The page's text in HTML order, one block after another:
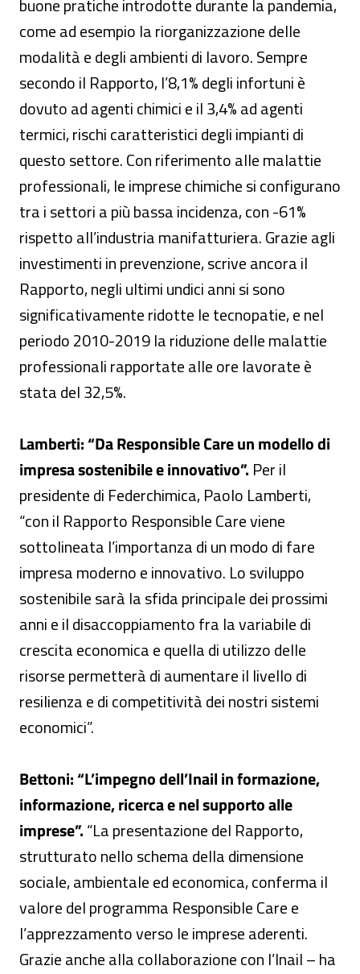
buone pratiche introdotte durante la pandemia,
come ad esempio la riorganizzazione delle
modalità e degli ambienti di lavoro. Sempre
secondo il Rapporto, l’8,1% degli infortuni è
dovuto ad agenti chimici e il 3,4% ad agenti
termici, rischi caratteristici degli impianti di
questo settore. Con riferimento alle malattie
professionali, le imprese chimiche si configurano
tra i settori a più bassa incidenza, con -61%
rispetto all’industria manifatturiera. Grazie agli
investimenti in prevenzione, scrive ancora il
Rapporto, negli ultimi undici anni si sono
significativamente ridotte le tecnopatie, e nel
periodo 2010-2019 la riduzione delle malattie
professionali rapportate alle ore lavorate è
stata del 32,5%.
Lamberti: “Da Responsible Care un modello di
impresa sostenibile e innovativo”. Per il
presidente di Federchimica, Paolo Lamberti,
“con il Rapporto Responsible Care viene
sottolineata l’importanza di un modo di fare
impresa moderno e innovativo. Lo sviluppo
sostenibile sarà la sfida principale dei prossimi
anni e il disaccoppiamento fra la variabile di
crescita economica e quella di utilizzo delle
risorse permetterà di aumentare il livello di
resilienza e di competitività dei nostri sistemi
economici”.
Bettoni: “L’impegno dell’Inail in formazione,
informazione, ricerca e nel supporto alle
imprese”.“La presentazione del Rapporto,
strutturato nello schema della dimensione
sociale, ambientale ed economica, conferma il
valore del programma Responsible Care e
l’apprezzamento verso le imprese aderenti.
Grazie anche alla collaborazione con l’Inail – ha